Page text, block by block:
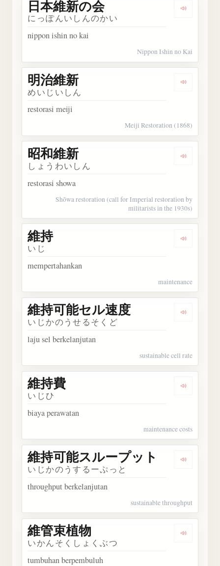
日本維新の会
にっぽんいしんのかい
nippon ishin no kai
Nippon Ishin no Kai
明治維新
めいじいしん
restorasi meiji
Meiji Restoration (1868)
昭和維新
しょうわいしん
restorasi showa
Shōwa restoration (call for Imperial restoration by
militarists in the 1930s)
Dengarkan
維持
いじ
mempertahankan
maintenance
維持可能セル速度
いじかのうせるそくど
laju sel berkelanjutan
sustainable cell rate
維持費
いじひ
biaya perawatan
maintenance costs
維持可能スループット
いじかのうするーぷっと
throughput berkelanjutan
sustainable throughput
維管束植物
いかんそくしょくぶつ
tumbuhan berpembuluh